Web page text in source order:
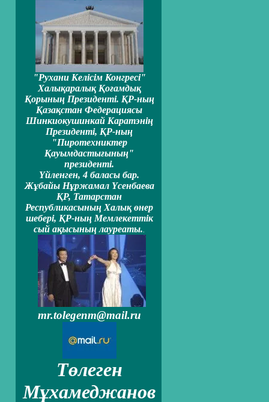
"Рухани Келiсiм Конгресi"
Халықаралық Қоғамдық
Қорының Президентi. ҚР-ның
Қазақстан Федерациясы
Шинкиокушинкай Каратэнің
Президентi, ҚР-ның
"Пиротехниктер
Қауымдастығының"
президенті.
Үйленген, 4 баласы бар.
Жұбайы Нұржамал Үсенбаева
ҚР, Татарстан
Республикасының Халық өнер
шеберi, ҚР-ның Мемлекеттiк
сый ақысының лауреаты..
mr.tolegenm@mail.ru
Төлеген
Мұхамеджанов